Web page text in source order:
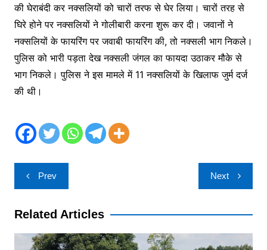
की घेराबंदी कर नक्सलियों को चारों तरफ से घेर लिया। चारों तरह से
घिरे होने पर नक्सलियों ने गोलीबारी करना शुरू कर दी। जवानों ने
नक्सलियों के फायरिंग पर जवाबी फायरिंग की, तो नक्सली भाग निकले।
पुलिस को भारी पड़ता देख नक्सली जंगल का फायदा उठाकर मौके से
भाग निकले। पुलिस ने इस मामले में 11 नक्सलियों के खिलाफ जुर्म दर्ज
की थी।
Post
navigation
Prev Next
Related Articles